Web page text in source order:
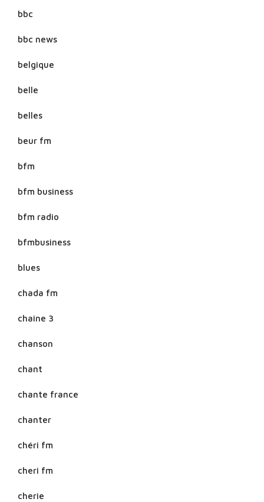
bbc
bbc news
belgique
belle
belles
beur fm
bfm
bfm business
bfm radio
bfmbusiness
blues
chada fm
chaine 3
chanson
chant
chante france
chanter
chéri fm
cheri fm
cherie